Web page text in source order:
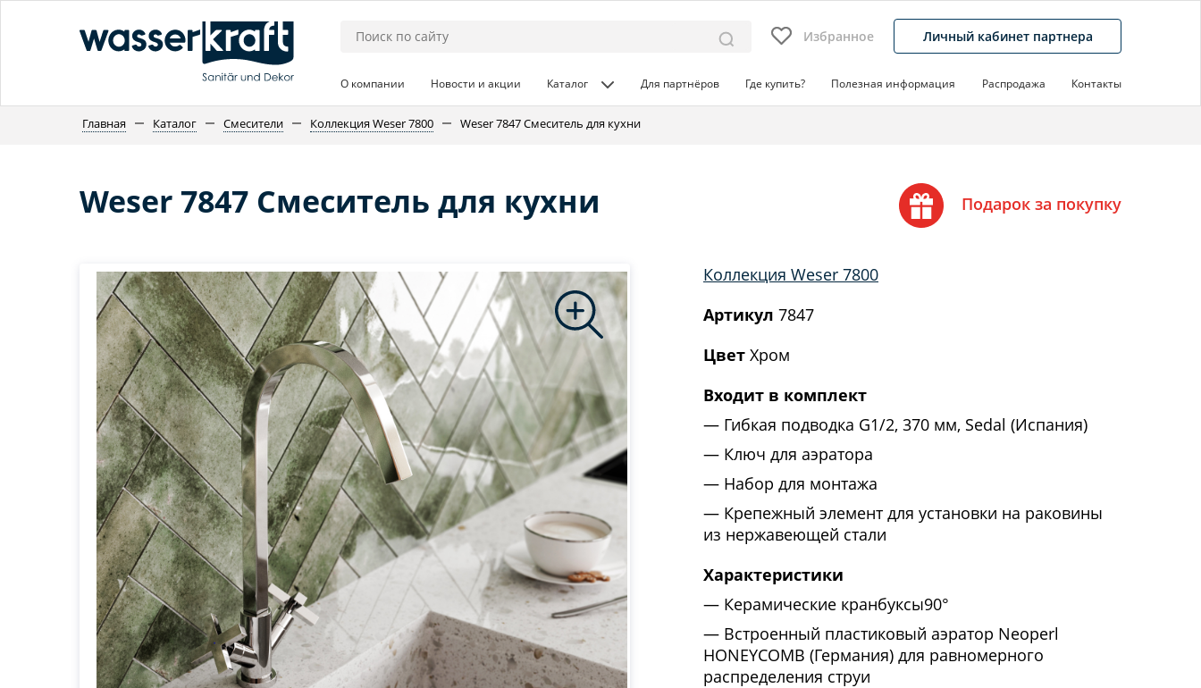
Избранное Личный кабинет партнера
О компании Новости и акции Каталог Для партнёров Где купить? Полезная информация Распродажа Контакты
Главная Каталог Смесители Коллекция Weser 7800 Weser 7847 Смеситель для кухни
Weser 7847 Смеситель для кухни Подарок за покупку
Коллекция Weser 7800
Артикул 7847
Цвет Хром
Входит в комплект
Гибкая подводка G1/2, 370 мм, Sedal (Испания)
Ключ для аэратора
Набор для монтажа
Крепежный элемент для установки на раковины
из нержавеющей стали
Характеристики
Керамические кранбуксы90°
Встроенный пластиковый аэратор Neoperl
HONEYCOMB (Германия) для равномерного
распределения струи